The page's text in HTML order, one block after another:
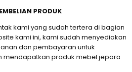
PRODUK
kami yang sudah tertera di bagian
kami ini, kami sudah menyediakan
dan pembayaran untuk
mendapatkan produk mebel jepara